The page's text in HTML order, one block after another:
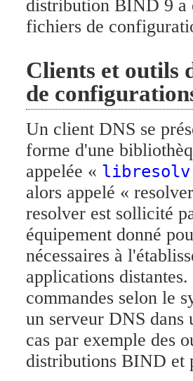
distribution BIND 9 a
fichiers de
Clients et outils
de
Un client DNS se
forme d'une
appelée « libresolv
alors appelé «
resolver est sollicité
équipement donné
nécessaires à
applications
commandes selon le
un serveur DNS dans
cas par exemple des
distributions BIND et